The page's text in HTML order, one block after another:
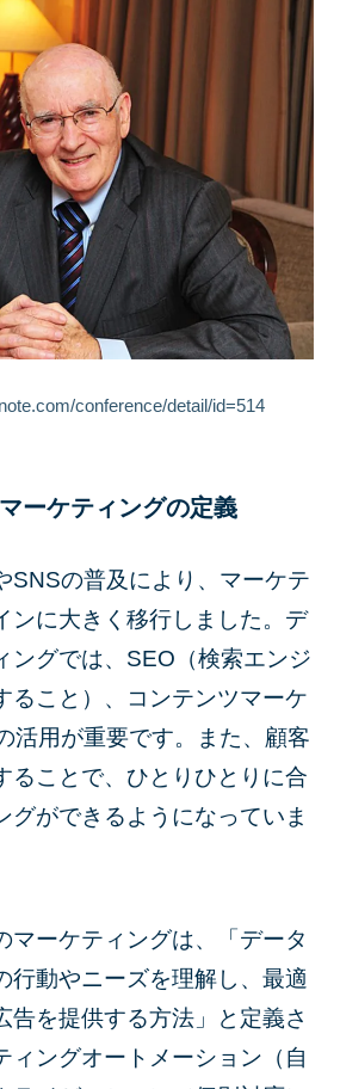
conference/detail/id=514
ーケティングの定義
SNSの普及により、マーケテ
ンに大きく移行しました。デ
ングでは、SEO（検索エンジ
ること）、コンテンツマーケ
活用が重要です。また、顧客
ることで、ひとりひとりに合
グができるようになっていま
マーケティングは、「データ
行動やニーズを理解し、最適
告を提供する方法」と定義さ
ィングオートメーション（自